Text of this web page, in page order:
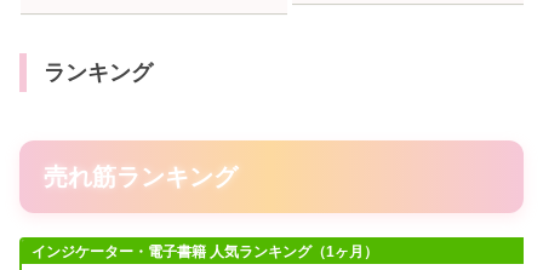
作りました✨
ランキング
売れ筋ランキング